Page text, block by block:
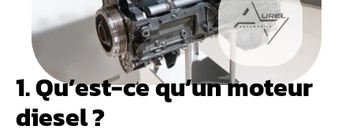
1. Qu’est-ce qu’un moteur
diesel ?